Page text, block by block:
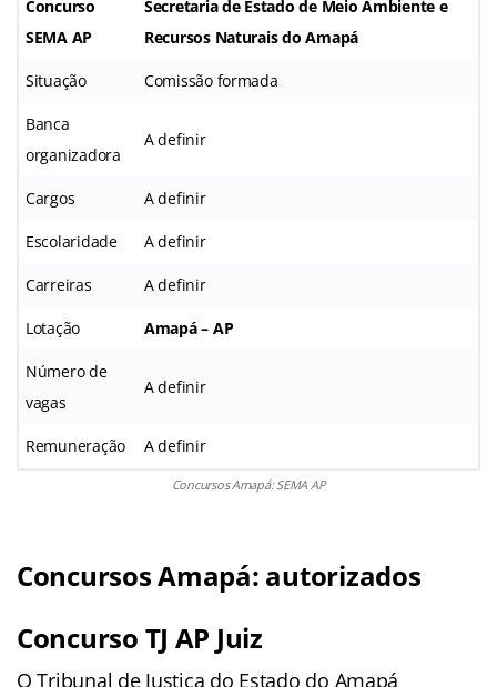
Concurso
SEMA AP
Secretaria de Estado de Meio Ambiente e
Recursos Naturais do Amapá
Situação Comissão formada
Banca
organizadora
A definir
Cargos A definir
Escolaridade A definir
Carreiras A definir
Lotação Amapá – AP
Número de
vagas
A definir
Remuneração A definir
Concursos Amapá: SEMA AP
Concursos Amapá: autorizados
Concurso TJ AP Juiz
O Tribunal de Justiça do Estado do Amapá